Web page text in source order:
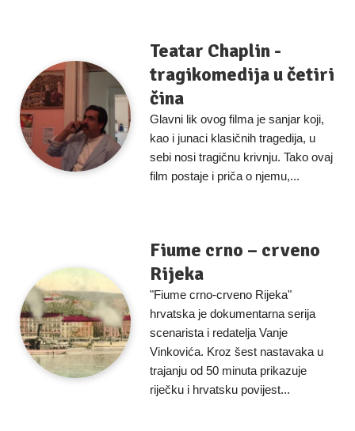
Teatar Chaplin -
tragikomedija u četiri
čina
Glavni lik ovog filma je sanjar koji,
kao i junaci klasičnih tragedija, u
sebi nosi tragičnu krivnju. Tako ovaj
film postaje i priča o njemu,...
Fiume crno – crveno
Rijeka
"Fiume crno-crveno Rijeka"
hrvatska je dokumentarna serija
scenarista i redatelja Vanje
Vinkovića. Kroz šest nastavaka u
trajanju od 50 minuta prikazuje
riječku i hrvatsku povijest...